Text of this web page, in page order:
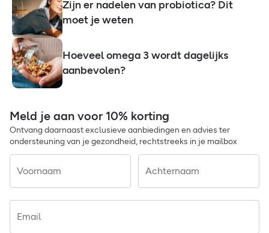
Zijn er nadelen van probiotica? Dit
moet je weten
Hoeveel omega 3 wordt dagelijks
aanbevolen?
Meld je aan voor 10% korting
Ontvang daarnaast exclusieve aanbiedingen en advies ter
ondersteuning van je gezondheid, rechtstreeks in je mailbox
Voornaam Achternaam
Email